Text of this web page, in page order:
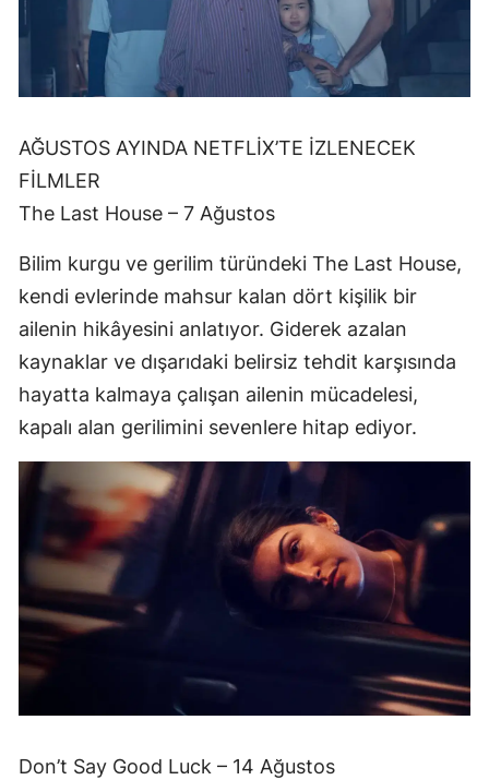
AĞUSTOS AYINDA NETFLİX’TE İZLENECEK
FİLMLER
The Last House – 7 Ağustos
Bilim kurgu ve gerilim türündeki The Last House,
kendi evlerinde mahsur kalan dört kişilik bir
ailenin hikâyesini anlatıyor. Giderek azalan
kaynaklar ve dışarıdaki belirsiz tehdit karşısında
hayatta kalmaya çalışan ailenin mücadelesi,
kapalı alan gerilimini sevenlere hitap ediyor.
Don’t Say Good Luck – 14 Ağustos